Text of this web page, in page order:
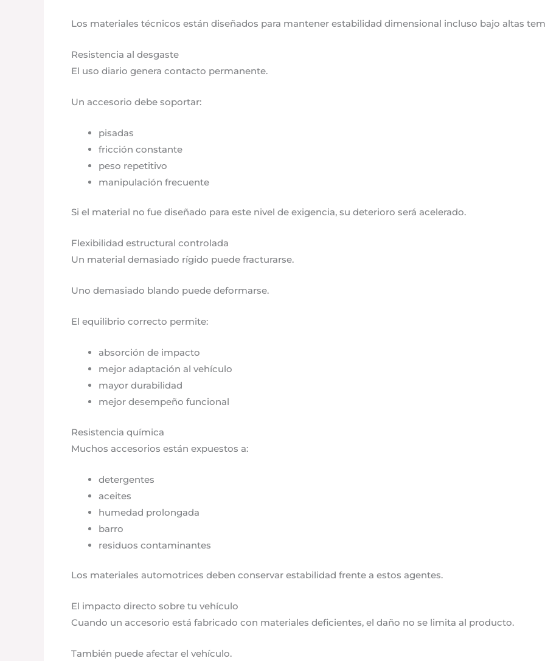
Los materiales técnicos están diseñados para mantener estabilidad dimensional incluso bajo altas
Resistencia al desgaste
El uso diario genera contacto permanente.
Un accesorio debe soportar:
pisadas
fricción constante
peso repetitivo
manipulación frecuente
Si el material no fue diseñado para este nivel de exigencia, su deterioro será acelerado.
Flexibilidad estructural controlada
Un material demasiado rígido puede fracturarse.
Uno demasiado blando puede deformarse.
El equilibrio correcto permite:
absorción de impacto
mejor adaptación al vehículo
mayor durabilidad
mejor desempeño funcional
Resistencia química
Muchos accesorios están expuestos a:
detergentes
aceites
humedad prolongada
barro
residuos contaminantes
Los materiales automotrices deben conservar estabilidad frente a estos agentes.
El impacto directo sobre tu vehículo
Cuando un accesorio está fabricado con materiales deficientes, el daño no se limita al producto.
También puede afectar el vehículo.